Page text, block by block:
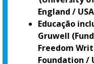
England /
Educação
Gruwell
Freedom
Foundation /